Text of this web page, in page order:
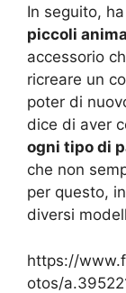
In seguito,
piccoli
accessorio
ricreare un
poter di
dice di aver
ogni tipo di
che non
per questo,
diversi
https://
otos/